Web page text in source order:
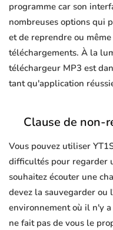
programme car son
nombreuses options qui
et de reprendre ou
téléchargements. À la
téléchargeur MP3 est
tant qu'application
Clause de non-
Vous pouvez utiliser
difficultés pour regarder
souhaitez écouter une
devez la sauvegarder
environnement où il n'y
ne fait pas de vous le